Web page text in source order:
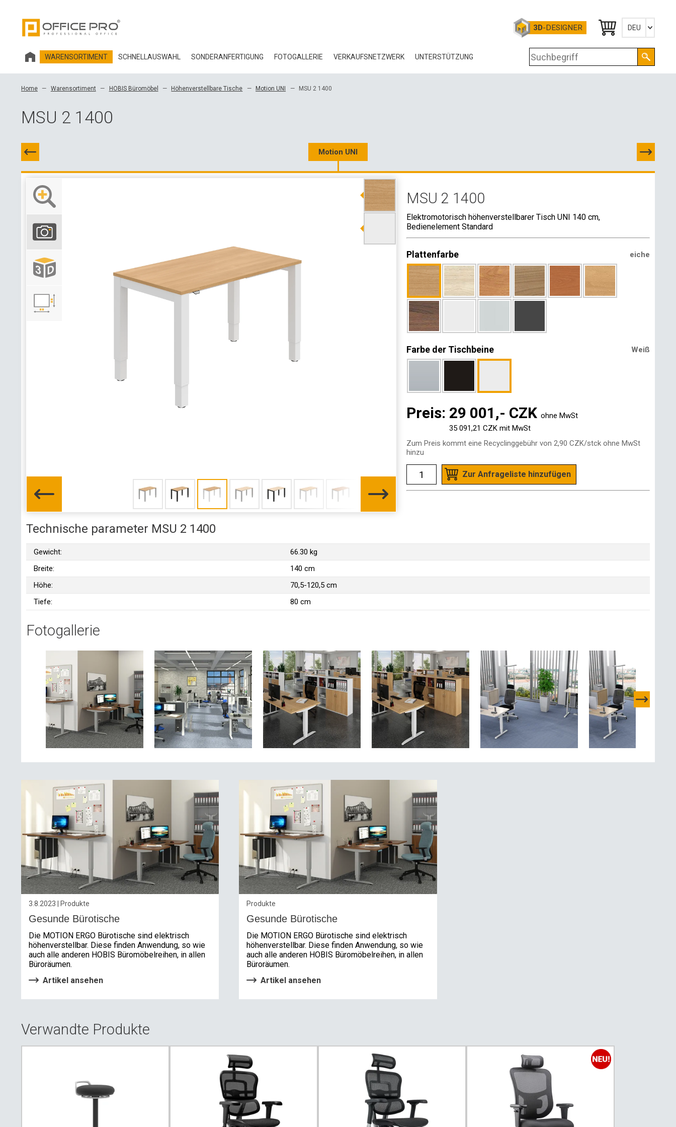
3D-DESIGNER DEU
English
WARENSORTIMENT SCHNELLAUSWAHL SONDERANFERTIGUNG FOTOGALLERIE VERKAUFSNETZWERK UNTERSTÜTZUNG
BLOG
3D-DATEN
GROSSHANDELSKONTAKTE
Home Warensortiment HOBIS Büromöbel Höhenverstellbare Tische Motion UNI MSU 2 1400
MSU 2 1400
Motion UNI
MSU 2 1400
Elektromotorisch höhenverstellbarer Tisch UNI 140 cm,
Bedienelement Standard
Plattenfarbe eiche
Farbe der Tischbeine Weiß
Preis: 29 001,- CZK ohne MwSt
35 091,21 CZK mit MwSt
Zum Preis kommt eine Recyclinggebühr von 2,90 CZK/stck ohne MwSt
hinzu
Zur Anfrageliste hinzufügen
Technische parameter MSU 2 1400
Gewicht:
66.30 kg
Breite:
140 cm
Höhe:
70,5-120,5 cm
Tiefe:
80 cm
Fotogallerie
3.8.2023 | Produkte
Gesunde Bürotische
Die MOTION ERGO Bürotische sind elektrisch
höhenverstellbar. Diese finden Anwendung, so wie
auch alle anderen HOBIS Büromöbelreihen, in allen
Büroräumen.
Artikel ansehen
Produkte
Gesunde Bürotische
Die MOTION ERGO Bürotische sind elektrisch
höhenverstellbar. Diese finden Anwendung, so wie
auch alle anderen HOBIS Büromöbelreihen, in allen
Büroräumen.
Artikel ansehen
Verwandte Produkte